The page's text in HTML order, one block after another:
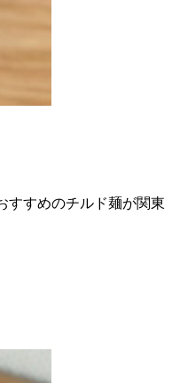
すすめのチルド麺が関東